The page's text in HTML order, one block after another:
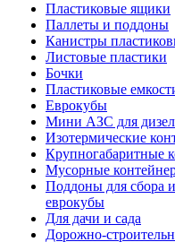
Пластиковые ящики
Паллеты и поддоны
Канистры
Листовые пластики
Бочки
Пластиковые
Еврокубы
Мини АЗС для
Изотермические
Крупногабаритные
Мусорные
Поддоны для сбора
еврокубы
Для дачи и сада
Дорожно-